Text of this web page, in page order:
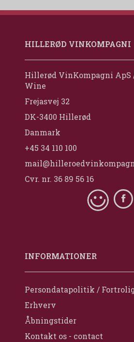
HILLERØD VINKOMPAGNI
Hillerød VinKompagni
Wine
Frejasvej 32
DK-3400 Hillerød
Danmark
+45 34 110 100
Cvr. nr. 36 89 56 16
INFORMATIONER
Persondatapolitik /
Erhverv
Åbningstider
Kontakt os - contact